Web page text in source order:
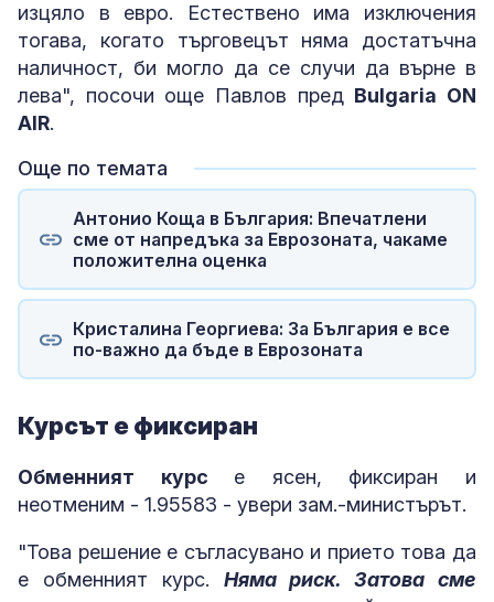
изцяло в евро. Естествено има изключения
тогава, когато търговецът няма достатъчна
наличност, би могло да се случи да върне в
лева", посочи още Павлов пред Bulgaria ON
AIR.
Още по темата
Антонио Коща в България: Впечатлени
сме от напредъка за Еврозоната, чакаме
положителна оценка
Кристалина Георгиева: За България е все
по-важно да бъде в Еврозоната
Курсът е фиксиран
Обменният курс е ясен, фиксиран и
неотменим - 1.95583 - увери зам.-министърът.
"Това решение е съгласувано и прието това да
е обменният курс. Няма риск. Затова сме